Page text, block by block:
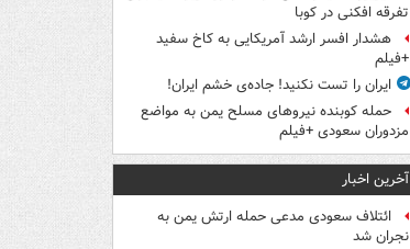
تفرقه افکنی در کوبا
هشدار افسر ارشد آمریکایی به کاخ سفید
+فیلم
ایران را تست نکنید! جاده‌ی خشم ایران!
حمله کوبنده نیروهای مسلح یمن به مواضع
مزدوران سعودی +فیلم
آخرین اخبار
ائتلاف سعودی مدعی حمله ارتش یمن به
نجران شد